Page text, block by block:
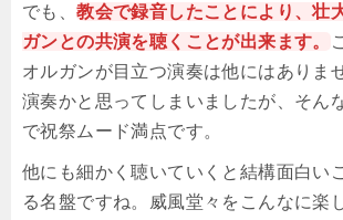
でも、教会で録音したことにより、壮
ガンとの共演を聴くことが出来ます。
オルガンが目立つ演奏は他にはありま
演奏かと思ってしまいましたが、そん
で祝祭ムード満点です。
他にも細かく聴いていくと結構面白い
る名盤ですね。威風堂々をこんなに楽